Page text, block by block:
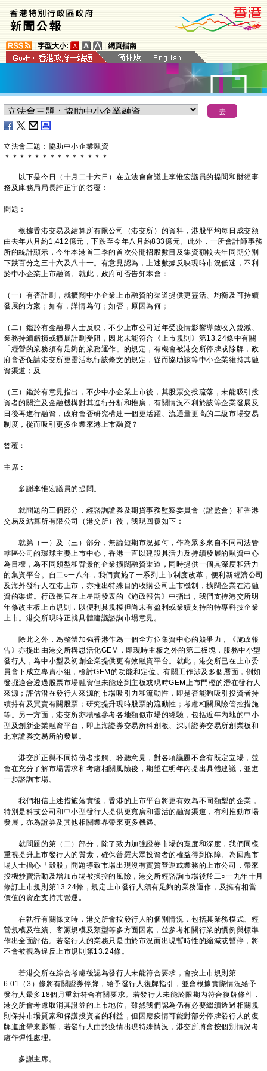
字型大小: 網頁指南
​立法會三題：協助中小企業融資
＊ ＊ ＊ ＊ ＊ ＊ ＊ ＊ ＊ ＊ ＊ ＊ ＊ ＊
以下是今日（十月二十六日）在立法會會議上李惟宏議員的提問和財經事
務及庫務局局長許正宇的答覆：
問題：
根據香港交易及結算所有限公司（港交所）的資料，港股平均每日成交額
由去年八月約1,412億元，下跌至今年八月約833億元。此外，一所會計師事務
所的統計顯示，今年本港首三季的首次公開招股數目及集資額較去年同期分別
下跌百分之三十六及八十一。有意見認為，上述數據反映現時市況低迷，不利
於中小企業上市融資。就此，政府可否告知本會：
（一）有否計劃，就擴闊中小企業上市融資的渠道提供更靈活、均衡及可持續
發展的方案；如有，詳情為何；如否，原因為何；
（二）鑑於有金融界人士反映，不少上市公司近年受疫情影響導致收入銳減、
業務持續虧損或擴展計劃受阻，因此未能符合《上市規則》第13.24條中有關
「經營的業務須有足夠的業務運作」的規定，有機會被港交所停牌或除牌，政
府會否促請港交所更靈活執行該條文的規定，從而協助該等中小企業維持其融
資渠道；及
（三）鑑於有意見指出，不少中小企業上市後，其股票交投疏落，未能吸引投
資者的關注及金融機構對其進行分析和推廣，有關情況不利於該等企業發展及
日後再進行融資，政府會否研究構建一個更活躍、流通量更高的二級市場交易
制度，從而吸引更多企業來港上市融資？
答覆︰
主席︰
多謝李惟宏議員的提問。
就問題的三個部分，經諮詢證券及期貨事務監察委員會（證監會）和香港
交易及結算所有限公司（港交所）後，我現回覆如下：
就第（一）及（三）部分，無論短期市況如何，作為眾多來自不同司法管
轄區公司的環球主要上市中心，香港一直以建設具活力及持續發展的融資中心
為目標，為不同類型和背景的企業擴闊融資渠道，同時提供一個具深度和活力
的集資平台。自二○一八年，我們實施了一系列上市制度改革，便利新經濟公司
及海外發行人在港上市，亦推出特殊目的收購公司上市機制，擴闊企業在港融
資的渠道。行政長官在上星期發表的《施政報告》中指出，我們支持港交所明
年修改主板上市規則，以便利具規模但尚未有盈利或業績支持的特專科技企業
上市。港交所現時正就具體建議諮詢市場意見。
除此之外，為整體加強香港作為一個全方位集資中心的競爭力，《施政報
告》亦提出由港交所構思活化GEM，即現時主板之外的第二板塊，服務中小型
發行人，為中小型及初創企業提供更有效融資平台。就此，港交所已在上市委
員會下成立專責小組，檢討GEM的功能和定位。有關工作涉及多個層面，例如
發掘適合透過股票市場融資但未能達到主板或現時GEM上市門檻的潛在發行人
來源；評估潛在發行人來源的市場吸引力和流動性，即是否能夠吸引投資者持
續持有及買賣有關股票；研究提升現時股票的流動性；考慮相關風險管控措施
等。另一方面，港交所亦積極參考各地類似市場的經驗，包括近年內地的中小
型及創新企業融資平台，即上海證券交易所科創板、深圳證券交易所創業板和
北京證券交易所的發展。
港交所正與不同持份者接觸、聆聽意見，對各項議題不會有既定立場，並
會在充分了解市場需求和考慮相關風險後，期望在明年內提出具體建議，並進
一步諮詢市場。
我們相信上述措施落實後，香港的上市平台將更有效為不同類型的企業，
特別是科技公司和中小型發行人提供更寬廣和靈活的融資渠道，有利推動市場
發展，亦為證券及其他相關業界帶來更多機遇。
就問題的第（二）部分，除了致力加強證券市場的寬度和深度，我們同樣
重視提升上市發行人的質素，確保普羅大眾投資者的權益得到保障。為回應市
場人士擔心「殼股」問題導致市場出現沒有實質營運或業務的上市公司，帶來
投機炒賣活動及增加市場被操控的風險，港交所經諮詢市場後於二○一九年十月
修訂上市規則第13.24條，規定上市發行人須有足夠的業務運作，及擁有相當
價值的資產支持其營運。
在執行有關條文時，港交所會按發行人的個別情況，包括其業務模式、經
營規模及往績、客源規模及類型等多方面因素，並參考相關行業的慣例與標準
作出全面評估。若發行人的業務只是由於市況而出現暫時性的縮減或暫停，將
不會被視為違反上市規則第13.24條。
若港交所在綜合考慮後認為發行人未能符合要求，會按上市規則第
6.01（3）條將有關證券停牌，給予發行人復牌指引，並會根據實際情況給予
發行人最多18個月重新符合有關要求。若發行人未能於限期內符合復牌條件，
港交所會考慮取消其證券的上市地位。雖然我們認為仍有必要繼續透過相關規
則保持市場質素和保護投資者的利益，但因應疫情可能對部分停牌發行人的復
牌進度帶來影響，若發行人由於疫情出現特殊情況，港交所將會按個別情況考
慮作彈性處理。
多謝主席。